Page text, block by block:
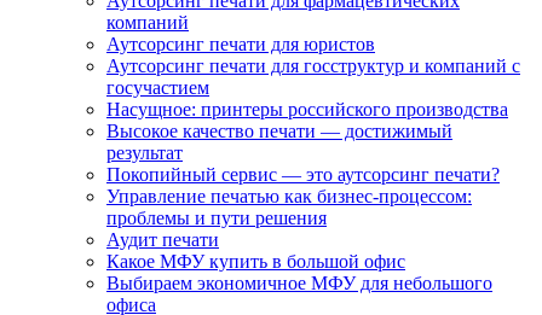
компаний
Аутсорсинг печати для юристов
Аутсорсинг печати для госструктур и компаний с
госучастием
Насущное: принтеры российского производства
Высокое качество печати — достижимый
результат
Покопийный сервис — это аутсорсинг печати?
Управление печатью как бизнес-процессом:
проблемы и пути решения
Аудит печати
Какое МФУ купить в большой офис
Выбираем экономичное МФУ для небольшого
офиса